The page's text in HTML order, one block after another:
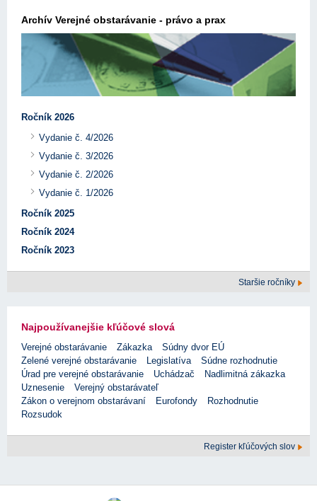
Archív Verejné obstarávanie - právo a prax
Ročník 2026
Vydanie č. 4/2026
Vydanie č. 3/2026
Vydanie č. 2/2026
Vydanie č. 1/2026
Ročník 2025
Ročník 2024
Ročník 2023
Staršie ročníky
Najpoužívanejšie kľúčové slová
Verejné obstarávanie Zákazka
Súdny dvor EÚ
Zelené verejné obstarávanie
Legislatíva
Súdne rozhodnutie
Úrad pre verejné obstarávanie
Uchádzač
Nadlimitná zákazka
Uznesenie
Verejný obstarávateľ
Zákon o verejnom obstarávaní
Eurofondy
Rozhodnutie
Rozsudok
Register kľúčových slov